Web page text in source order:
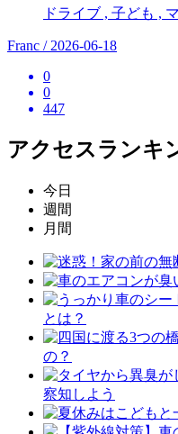
ドライブ , 子ども ,
Franc / 2026-06-18
0
0
447
アクセスランキ
今日
週間
月間
とは？
の？
察知しよう